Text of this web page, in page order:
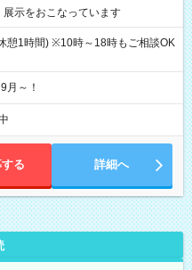
示をおこなっています
1時間) ※10時～18時もご相談OK
～！
る 詳細へ